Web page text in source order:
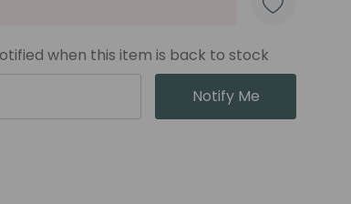
when this item is back to stock
Notify Me